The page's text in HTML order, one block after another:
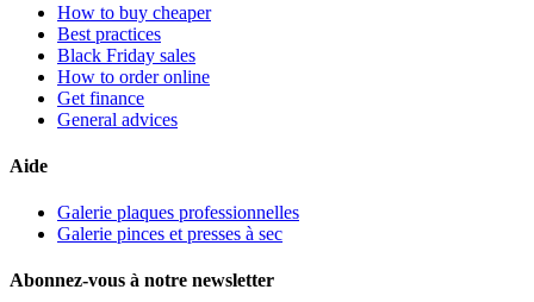
How to buy cheaper
Best practices
Black Friday sales
How to order online
Get finance
General advices
Aide
Galerie plaques professionnelles
Galerie pinces et presses à sec
Abonnez-vous à notre newsletter